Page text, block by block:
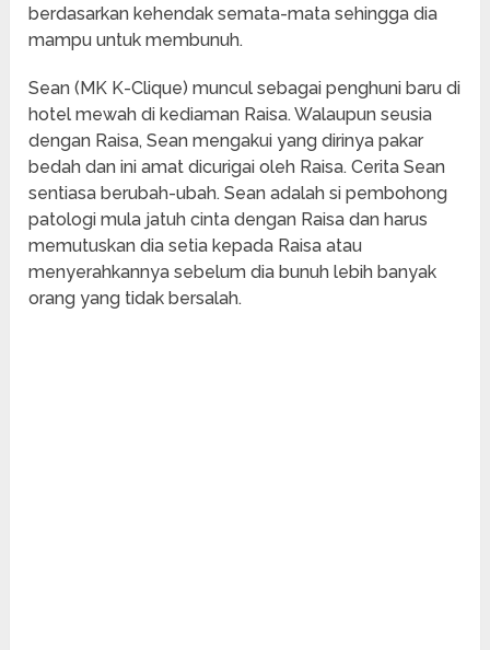
berdasarkan kehendak semata-mata sehingga dia
mampu untuk membunuh.
Sean (MK K-Clique) muncul sebagai penghuni baru di
hotel mewah di kediaman Raisa. Walaupun seusia
dengan Raisa, Sean mengakui yang dirinya pakar
bedah dan ini amat dicurigai oleh Raisa. Cerita Sean
sentiasa berubah-ubah. Sean adalah si pembohong
patologi mula jatuh cinta dengan Raisa dan harus
memutuskan dia setia kepada Raisa atau
menyerahkannya sebelum dia bunuh lebih banyak
orang yang tidak bersalah.